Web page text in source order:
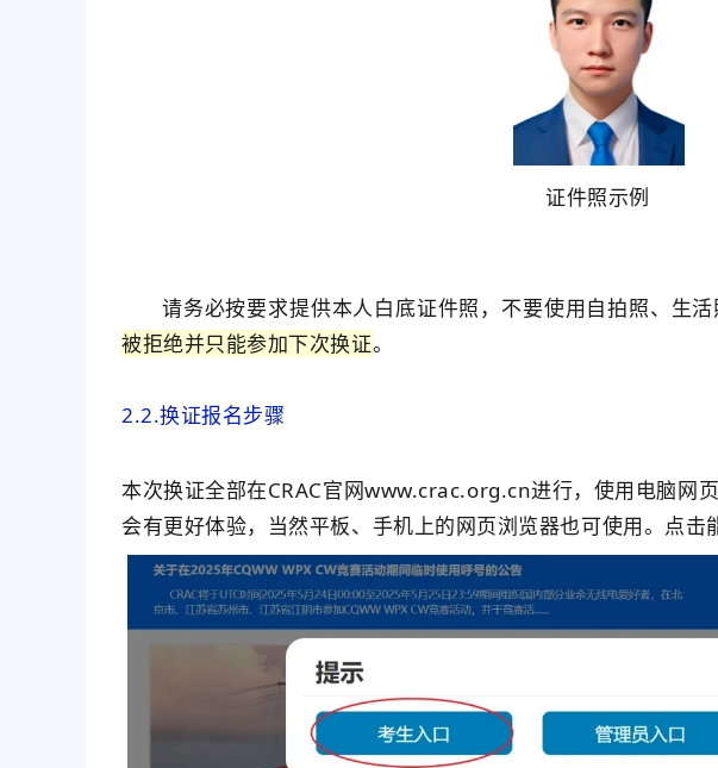
证件照示例
请务必按要求提供本人白底证件照，不要使用自拍照、生活
被拒绝并只能参加下次换证。
2.2.换证报名步骤
本次换证全部在CRAC官网www.crac.org.cn进行，使用电脑网
会有更好体验，当然平板、手机上的网页浏览器也可使用。点击